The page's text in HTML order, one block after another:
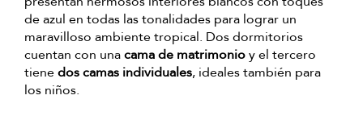
de azul en todas las tonalidades para lograr un
maravilloso ambiente tropical. Dos dormitorios
cuentan con unacama de matrimonioy el tercero
tienedos camas individuales, ideales también para
los niños.